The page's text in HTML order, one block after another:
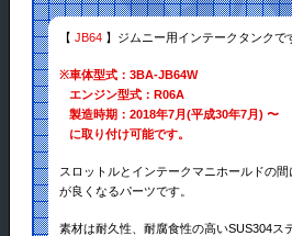
【 JB64 】ジムニー用インテークタンクで
※車体型式：3BA-JB64W
エンジン型式：R06A
製造時期：2018年7月(平成30年7月) 〜
に取り付け可能です。
スロットルとインテークマニホールドの
が良くなるパーツです。
素材は耐久性、耐腐食性の高いSUS304